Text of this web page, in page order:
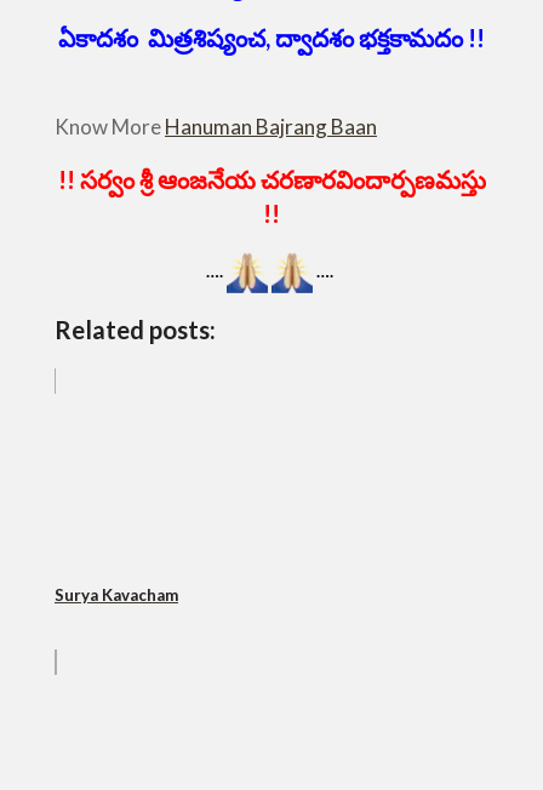
ఏకాదశం మిత్రశిష్యంచ, ద్వాదశం భక్తకామదం !!
Know MoreHanuman Bajrang Baan
!! సర్వం శ్రీ ఆంజనేయ చరణారవిందార్పణమస్తు
!!
…. ….
Related posts:
Surya Kavacham